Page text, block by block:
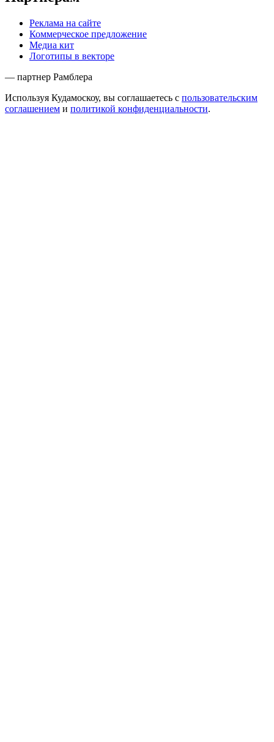
Реклама на сайте
Коммерческое предложение
Медиа кит
Логотипы в векторе
— партнер Рамблера
Используя Кудамоскоу, вы соглашаетесь с пользовательским
соглашением и политикой конфиденциальности.